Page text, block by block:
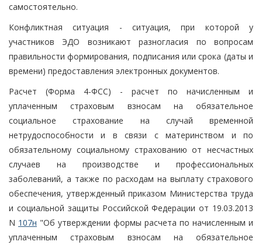
самостоятельно.
Конфликтная ситуация - ситуация, при которой у
участников ЭДО возникают разногласия по вопросам
правильности формирования, подписания или срока (даты и
времени) предоставления электронных документов.
Расчет (Форма 4-ФСС) - расчет по начисленным и
уплаченным страховым взносам на обязательное
социальное страхование на случай временной
нетрудоспособности и в связи с материнством и по
обязательному социальному страхованию от несчастных
случаев на производстве и профессиональных
заболеваний, а также по расходам на выплату страхового
обеспечения, утвержденный приказом Министерства труда
и социальной защиты Российской Федерации от 19.03.2013
N 107н "Об утверждении формы расчета по начисленным и
уплаченным страховым взносам на обязательное